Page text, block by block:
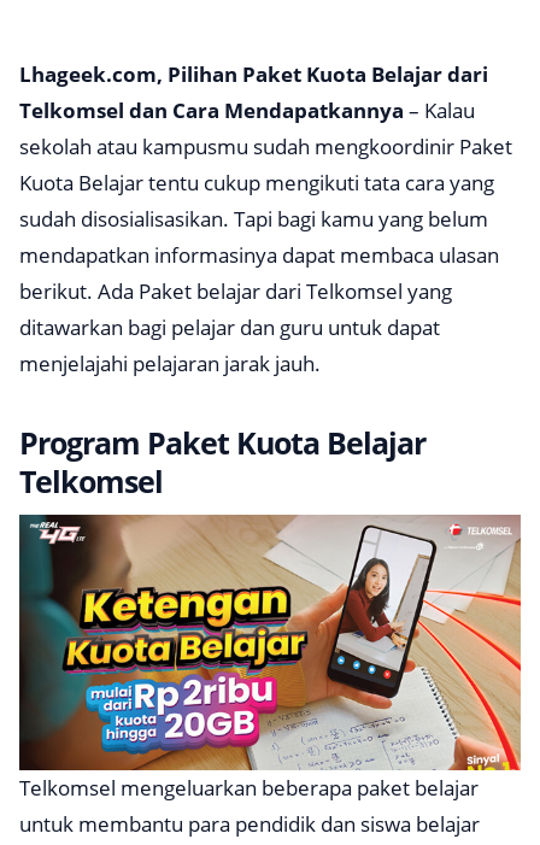
Lhageek.com, Pilihan Paket Kuota Belajar dari
Telkomsel dan Cara Mendapatkannya – Kalau
sekolah atau kampusmu sudah mengkoordinir Paket
Kuota Belajar tentu cukup mengikuti tata cara yang
sudah disosialisasikan. Tapi bagi kamu yang belum
mendapatkan informasinya dapat membaca ulasan
berikut. Ada Paket belajar dari Telkomsel yang
ditawarkan bagi pelajar dan guru untuk dapat
menjelajahi pelajaran jarak jauh.
Program Paket Kuota Belajar
Telkomsel
Telkomsel mengeluarkan beberapa paket belajar
untuk membantu para pendidik dan siswa belajar